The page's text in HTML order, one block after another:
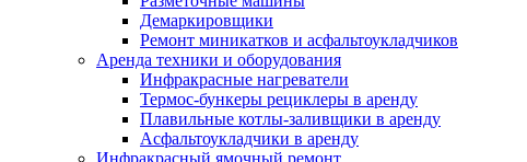
Демаркировщики
Ремонт миникатков и асфальтоукладчиков
Аренда техники и оборудования
Инфракрасные нагреватели
Термос-бункеры рециклеры в аренду
Плавильные котлы-заливщики в аренду
Асфальтоукладчики в аренду